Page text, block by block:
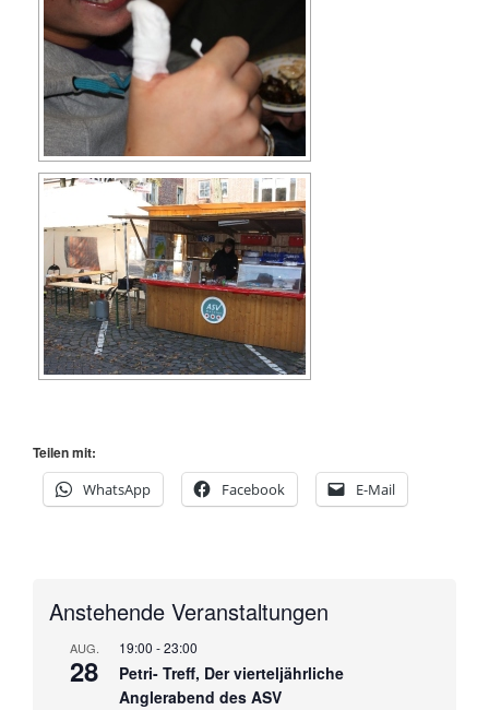
Teilen mit:
WhatsApp
Facebook E-Mail
Anstehende Veranstaltungen
AUG.
28
19:00 -23:00
Petri- Treff, Der vierteljährliche
Anglerabend des ASV